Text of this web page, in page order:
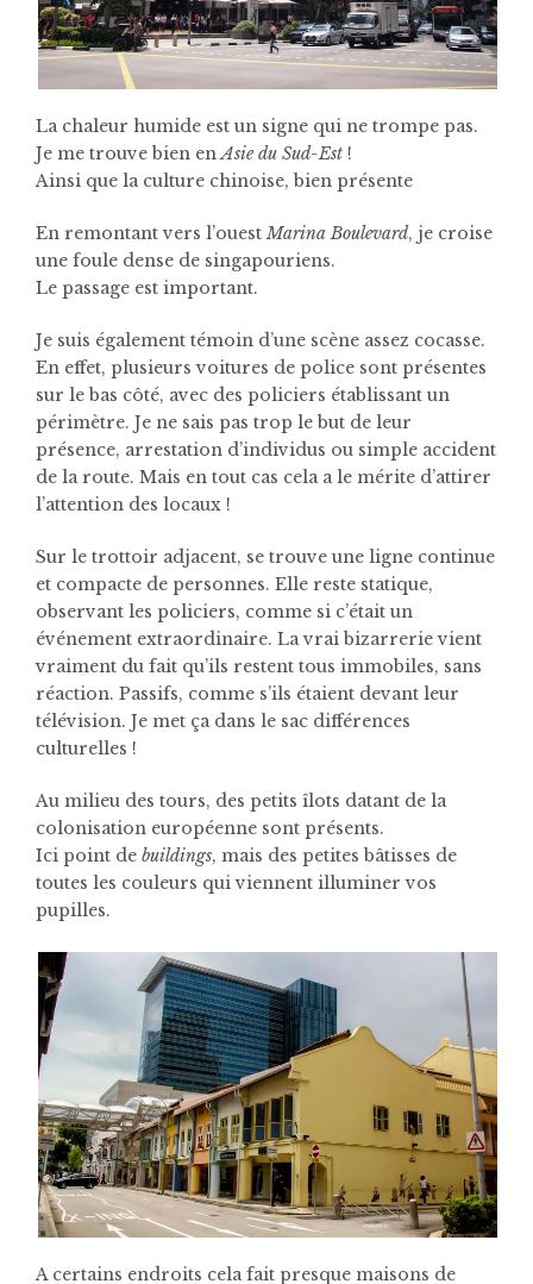
La chaleur humide est un signe qui ne trompe pas.
Je me trouve bien enAsie du Sud-Est !
Ainsi que la culture chinoise, bien présente
En remontant vers l’ouestMarina Boulevard, je croise
une foule dense de singapouriens.
Le passage est important.
Je suis également témoin d’une scène assez cocasse.
En effet, plusieurs voitures de police sont présentes
sur le bas côté, avec des policiers établissant un
périmètre. Je ne sais pas trop le but de leur
présence, arrestation d’individus ou simple accident
de la route. Mais en tout cas cela a le mérite d’attirer
l’attention des locaux !
Sur le trottoir adjacent, se trouve une ligne continue
et compacte de personnes. Elle reste statique,
observant les policiers, comme si c’était un
événement extraordinaire. La vrai bizarrerie vient
vraiment du fait qu’ils restent tous immobiles, sans
réaction. Passifs, comme s’ils étaient devant leur
télévision. Je met ça dans le sac différences
culturelles !
Au milieu des tours, des petits îlots datant de la
colonisation européenne sont présents.
Ici point de buildings, mais des petites bâtisses de
toutes les couleurs qui viennent illuminer vos
pupilles.
A certains endroits cela fait presque maisons de